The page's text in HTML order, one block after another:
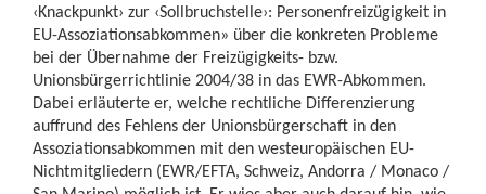
‹Knackpunkt› zur ‹Sollbruchstelle›: Personenfreizügigkeit in
EU-Assoziationsabkommen» über die konkreten Probleme
bei der Übernahme der Freizügigkeits- bzw.
Unionsbürgerrichtlinie 2004/38 in das EWR-Abkommen.
Dabei erläuterte er, welche rechtliche Differenzierung
auffrund des Fehlens der Unionsbürgerschaft in den
Assoziationsabkommen mit den westeuropäischen EU-
Nichtmitgliedern (EWR/EFTA, Schweiz, Andorra / Monaco /